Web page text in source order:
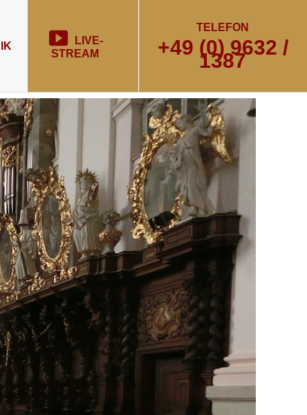
LIVE-
STREAM
TELEFON
+49 (0) 9632 /
1387